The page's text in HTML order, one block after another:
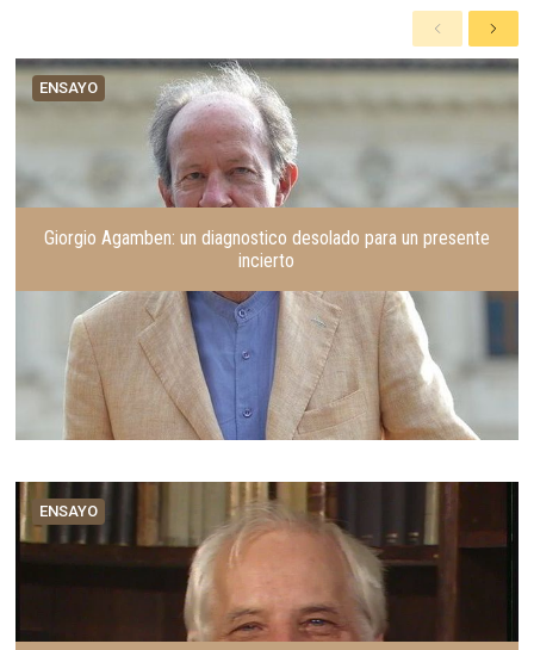
A
n
t
e
r
i
S
i
g
u
i
e
ENSAYO
Giorgio Agamben: un diagnostico desolado para un presente
incierto
ENSAYO